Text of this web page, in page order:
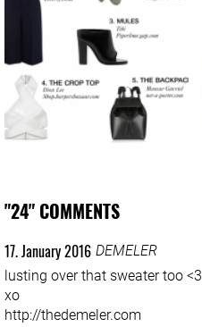
"24" COMMENTS
DEMELER
17. January 2016
lusting over that sweater too <3
xo
http://thedemeler.com